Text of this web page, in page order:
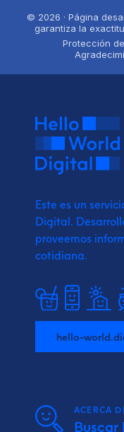
© 2026 · Página
garantiza la
Protección
Este es un
Digital.
proveemos
cotidiana.
hello-
ACERCA
Buscar